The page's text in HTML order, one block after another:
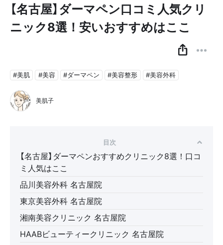
【名古屋】ダーマペン口コミ人気クリ
ニック8選！安いおすすめはここ
#美肌 #美容 #ダーマペン #美容整形 #美容外科
美肌子
目次
【名古屋】ダーマペンおすすめクリニック8選！口コ
ミ人気はここ
品川美容外科 名古屋院
東京美容外科 名古屋院
湘南美容クリニック 名古屋院
HAABビューティークリニック 名古屋院